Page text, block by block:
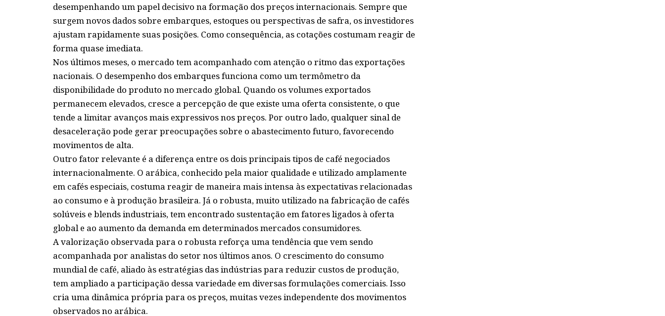
desempenhando um papel decisivo na formação dos preços internacionais. Sempre que
surgem novos dados sobre embarques, estoques ou perspectivas de safra, os investidores
ajustam rapidamente suas posições. Como consequência, as cotações costumam reagir de
forma quase imediata.
Nos últimos meses, o mercado tem acompanhado com atenção o ritmo das exportações
nacionais. O desempenho dos embarques funciona como um termômetro da
disponibilidade do produto no mercado global. Quando os volumes exportados
permanecem elevados, cresce a percepção de que existe uma oferta consistente, o que
tende a limitar avanços mais expressivos nos preços. Por outro lado, qualquer sinal de
desaceleração pode gerar preocupações sobre o abastecimento futuro, favorecendo
movimentos de alta.
Outro fator relevante é a diferença entre os dois principais tipos de café negociados
internacionalmente. O arábica, conhecido pela maior qualidade e utilizado amplamente
em cafés especiais, costuma reagir de maneira mais intensa às expectativas relacionadas
ao consumo e à produção brasileira. Já o robusta, muito utilizado na fabricação de cafés
solúveis e blends industriais, tem encontrado sustentação em fatores ligados à oferta
global e ao aumento da demanda em determinados mercados consumidores.
A valorização observada para o robusta reforça uma tendência que vem sendo
acompanhada por analistas do setor nos últimos anos. O crescimento do consumo
mundial de café, aliado às estratégias das indústrias para reduzir custos de produção,
tem ampliado a participação dessa variedade em diversas formulações comerciais. Isso
cria uma dinâmica própria para os preços, muitas vezes independente dos movimentos
observados no arábica.